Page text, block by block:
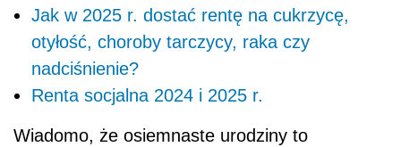
Jak w 2025 r. dostać rentę na cukrzycę,
otyłość, choroby tarczycy, raka czy
nadciśnienie?
Renta socjalna 2024 i 2025 r.
Wiadomo, że osiemnaste urodziny to